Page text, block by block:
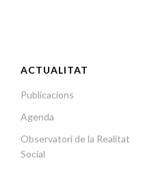
ACTUALITAT
Publicacions
Agenda
Observatori de la Realitat
Social